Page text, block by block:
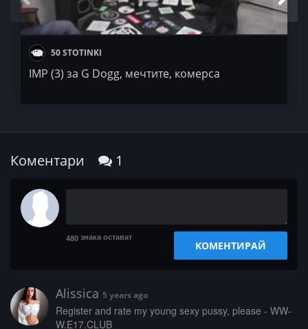
50 STOTINKI
IMP (3) за G Dogg, мечтите, комерса
Коментари 1
480 знака остават
КОМЕНТИРАЙ
Alissica 5 years ago
­­­R­­e­­g­­­i­s­t­e­­­r­ ­a­­­n­d­­­ ­r­­­a­­­t­e­­­ ­m­y­­­ ­­y­o­u­­n­g­ ­­­s­e­x­y­­ ­p­u­­­s­s­y­­­,­­­ ­­p­­­l­­­e­­­a­­­s­e­­ ­-­ ­­W­W­
W­­­.­E­1­­7­.­­C­­L­U­­­B